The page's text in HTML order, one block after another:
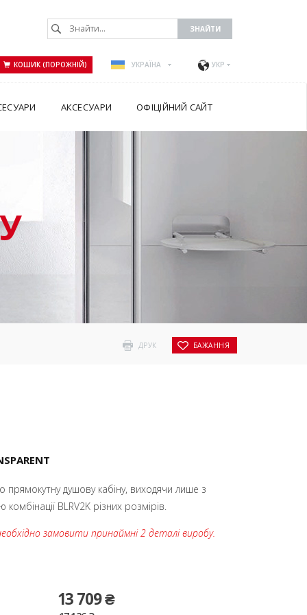
КОШИК (ПОРОЖНІЙ) УКРАЇНА УКР
АКСЕСУАРИ ОФІЦІЙНИЙ САЙТ
ДРУК БАЖАННЯ
прямокутну душову кабіну, виходячи лише з
BLRV2K різних розмірів.
замовити принаймні 2 деталі виробу.
13 709 ₴